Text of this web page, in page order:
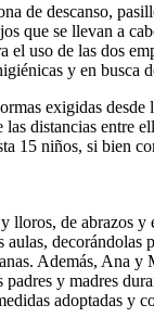
de descanso,
que se llevan a
uso de las dos
y en busca
exigidas desde
distancias entre
15 niños, si bien
lloros, de abrazos
decorándolas
Además, Ana
y madres
adoptadas y